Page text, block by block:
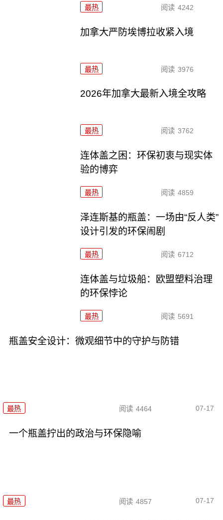
最热 阅读 4242
加拿大严防埃博拉收紧入境
最热 阅读 3976
2026年加拿大最新入境全攻略
最热 阅读 3762
连体盖之困：环保初衷与现实体
验的博弈
最热 阅读 4859
泽连斯基的瓶盖：一场由“反人类”
设计引发的环保闹剧
最热 阅读 6712
连体盖与垃圾船：欧盟塑料治理
的环保悖论
最热 阅读 5691
瓶盖安全设计：微观细节中的守护与防错
最热 阅读 4464 07-17
一个瓶盖拧出的政治与环保隐喻
最热 阅读 4857 07-17